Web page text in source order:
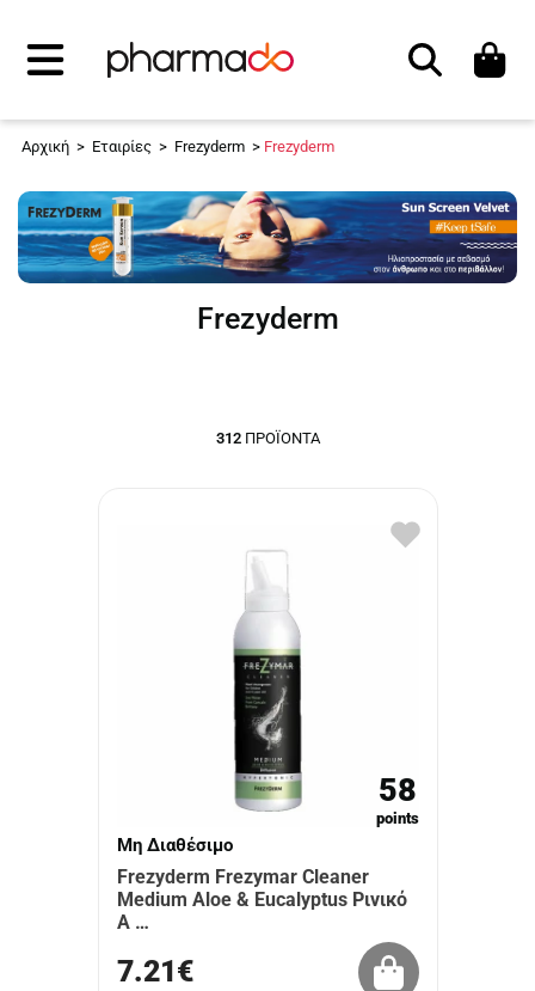
Αναζήτηση
Αρχική > Εταιρίες > Frezyderm > Frezyderm
Frezyderm
312ΠΡΟΪΌΝΤΑ
58
points
Μη Διαθέσιμο
Frezyderm Frezymar Cleaner
Medium Aloe & Eucalyptus Ρινικό
Α …
7.21€